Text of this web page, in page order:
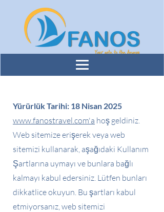
Yürürlük Tarihi: 18 Nisan 2025
www.fanostravel.com'a hoş geldiniz.
Web sitemize erişerek veya web
sitemizi kullanarak, aşağıdaki Kullanım
Şartlarına uymayı ve bunlara bağlı
kalmayı kabul edersiniz. Lütfen bunları
dikkatlice okuyun. Bu şartları kabul
etmiyorsanız, web sitemizi